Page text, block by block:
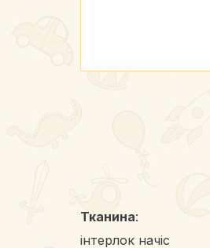
Тканина:
інтерлок начіс